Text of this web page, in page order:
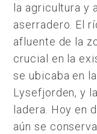
la agricultura y
aserradero. El
afluente de la
crucial en la
se ubicaba en
Lysefjorden, y
ladera. Hoy en
aún se